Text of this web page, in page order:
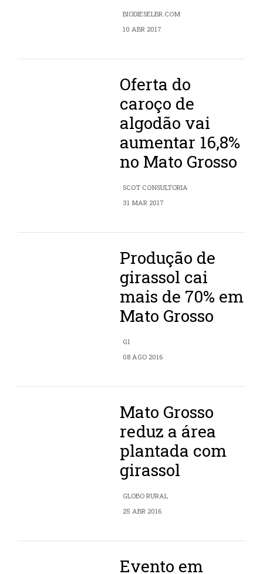
BIODIESELBR.COM
10 ABR 2017
Oferta do
caroço de
algodão vai
aumentar 16,8%
no Mato Grosso
SCOT CONSULTORIA
31 MAR 2017
Produção de
girassol cai
mais de 70% em
Mato Grosso
G1
08 AGO 2016
Mato Grosso
reduz a área
plantada com
girassol
GLOBO RURAL
25 ABR 2016
Evento em